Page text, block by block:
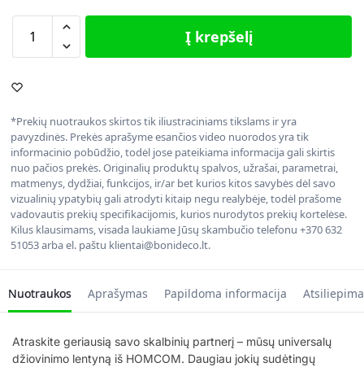
Į krepšelį
*Prekių nuotraukos skirtos tik iliustraciniams tikslams ir yra
pavyzdinės. Prekės aprašyme esančios video nuorodos yra tik
informacinio pobūdžio, todėl jose pateikiama informacija gali skirtis
nuo pačios prekės. Originalių produktų spalvos, užrašai, parametrai,
matmenys, dydžiai, funkcijos, ir/ar bet kurios kitos savybės dėl savo
vizualinių ypatybių gali atrodyti kitaip negu realybėje, todėl prašome
vadovautis prekių specifikacijomis, kurios nurodytos prekių kortelėse.
Kilus klausimams, visada laukiame Jūsų skambučio telefonu +370 632
51053 arba el. paštu klientai@bonideco.lt.
Nuotraukos Aprašymas Papildoma informacija
Atraskite geriausią savo skalbinių partnerį – mūsų universalų
džiovinimo lentyną iš HOMCOM. Daugiau jokių sudėtingų